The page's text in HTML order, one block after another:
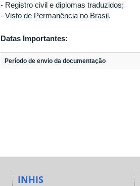
- Registro civil e diplomas traduzidos;
- Visto de Permanência no Brasil.
Datas Importantes:
Período de envio da documentação
INHIS